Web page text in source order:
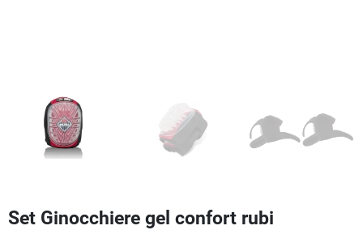
Set Ginocchiere gel confort rubi